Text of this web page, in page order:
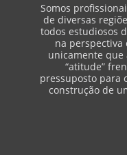
Somos
de diversas
todos estudiosos
na perspectiva
unicamente que
“atitude”
pressuposto para
construção de